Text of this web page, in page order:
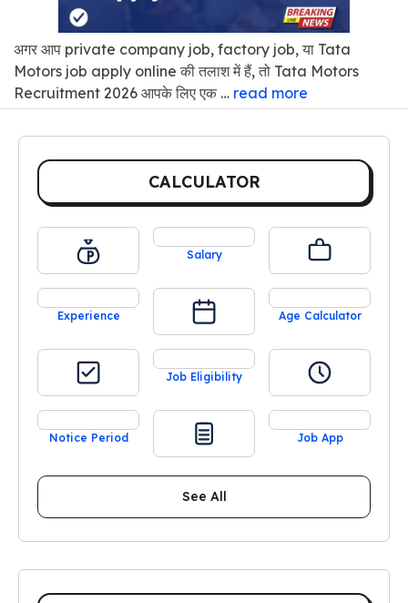
अगर आप private company job, factory job, या Tata
Motors job apply online की तलाश में हैं, तो Tata Motors
Recruitment 2026 आपके लिए एक … read more
CALCULATOR
Salary
Experience Age Calculator
Job Eligibility
Notice Period Job App
See All